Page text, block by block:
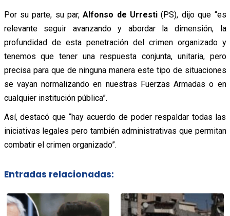
Por su parte, su par,Alfonso de Urresti (PS), dijo que “es
relevante seguir avanzando y abordar la dimensión, la
profundidad de esta penetración del crimen organizado y
tenemos que tener una respuesta conjunta, unitaria, pero
precisa para que de ninguna manera este tipo de situaciones
se vayan normalizando en nuestras Fuerzas Armadas o en
cualquier institución pública”.
Así, destacó que “hay acuerdo de poder respaldar todas las
iniciativas legales pero también administrativas que permitan
combatir el crimen organizado”.
Entradas relacionadas: